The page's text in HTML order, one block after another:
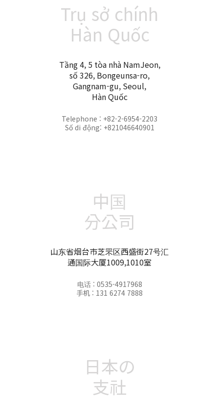
Trụ sở chính
Hàn Quốc
Tầng 4, 5 tòa nhà NamJeon,
số 326, Bongeunsa-ro,
Gangnam-gu, Seoul,
Hàn Quốc
Telephone : +82-2-6954-2203
Số di động: +821046640901
中国
分公司
山东省烟台市芝罘区西盛街27号汇
通国际大厦1009,1010室
电话 : 0535-4917968
手机 : 131 6274 7888
日本の
支社